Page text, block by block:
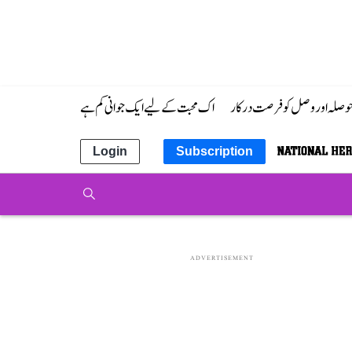
حوصلہ اور وصل کو فرصت درکار اک محبت کے لیے ایک جوانی کم ہے
Subscription
Login
ADVERTISEMENT